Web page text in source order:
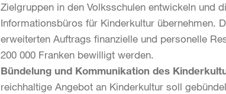
Zielgruppen in den Volksschulen entwickeln und
Informationsbüros für Kinderkultur übernehmen.
erweiterten Auftrags finanzielle und personelle
200 000 Franken bewilligt werden.
Bündelung und Kommunikation des
reichhaltige Angebot an Kinderkultur soll